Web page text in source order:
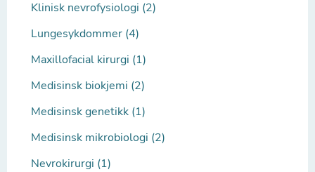
Klinisk nevrofysiologi (2)
Lungesykdommer (4)
Maxillofacial kirurgi (1)
Medisinsk biokjemi (2)
Medisinsk genetikk (1)
Medisinsk mikrobiologi (2)
Nevrokirurgi (1)